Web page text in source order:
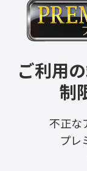
ご利用
制
不正な
プレ